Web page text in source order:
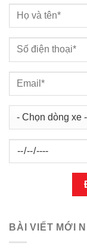
BÀI VIẾT MỚI